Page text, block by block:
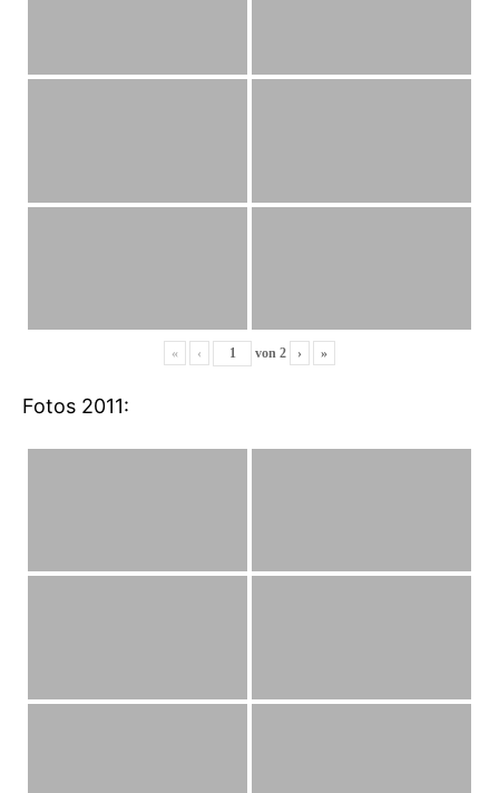
« ‹ von 2 › »
Fotos 2011: